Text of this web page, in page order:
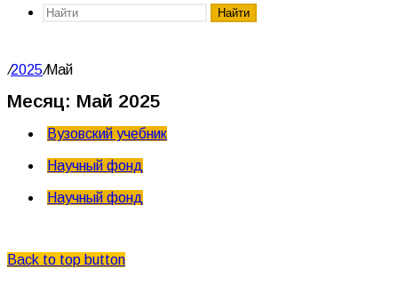
Найти
/2025/Май
Месяц: Май 2025
Вузовский учебник
Научный фонд
Научный фонд
Back to top button